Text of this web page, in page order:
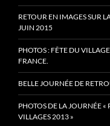
RETOUR EN IMAGES SUR
JUIN 2015
PHOTOS : FÊTE DU
FRANCE.
BELLE JOURNÉE DE
PHOTOS DE LA JOURNÉE
VILLAGES 2013 »